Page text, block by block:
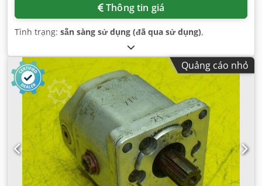
Thông tin giá
Tình trạng: sẵn sàng sử dụng (đã qua sử dụng),
Quảng cáo nhỏ